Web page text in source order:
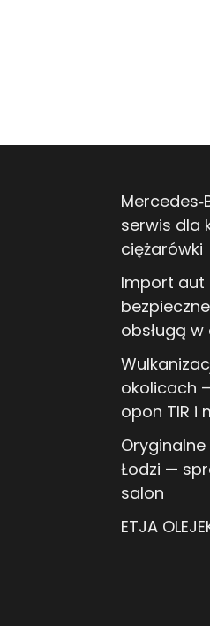
serwis dla
ciężarówki
Import aut
obsługą w
okolicach
opon TIR i
Łodzi —
salon
ETJA